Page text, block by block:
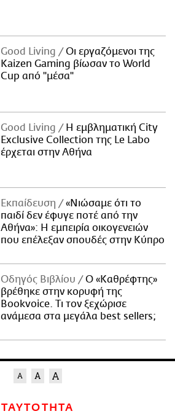
Good Living
Οι εργαζόμενοι της
Kaizen Gaming βίωσαν το World
Cup από "μέσα"
Good Living
Η εμβληματική City
Exclusive Collection της Le Labo
έρχεται στην Αθήνα
Εκπαίδευση
«Νιώσαμε ότι το
παιδί δεν έφυγε ποτέ από την
Αθήνα»: Η εμπειρία οικογενειών
που επέλεξαν σπουδές στην Κύπρο
Οδηγός Βιβλίου
Ο «Καθρέφτης»
βρέθηκε στην κορυφή της
Bookvoice. Τι τον ξεχώρισε
ανάμεσα στα μεγάλα best sellers;
ΤΑΥΤΟΤΗΤΑ